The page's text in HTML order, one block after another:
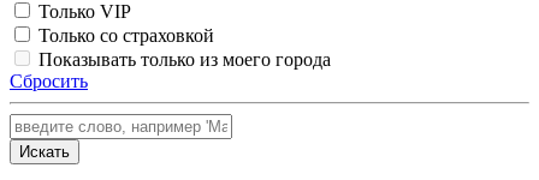
Только VIP
Только со страховкой
Показывать только из моего города
Сбросить
Искать